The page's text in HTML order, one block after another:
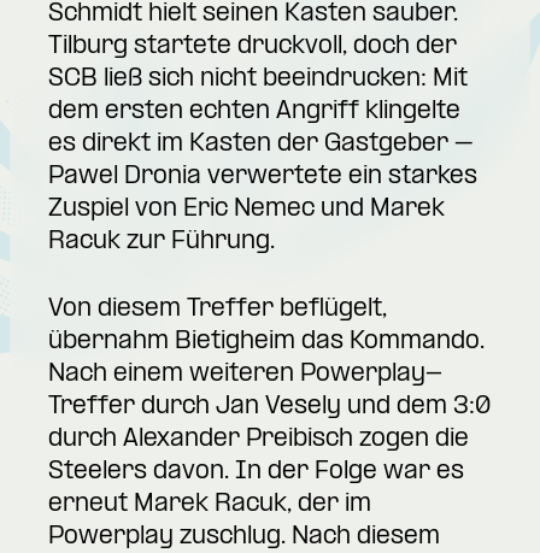
Schmidt hielt seinen Kasten sauber.
Tilburg startete druckvoll, doch der
SCB ließ sich nicht beeindrucken: Mit
dem ersten echten Angriff klingelte
es direkt im Kasten der Gastgeber –
Pawel Dronia verwertete ein starkes
Zuspiel von Eric Nemec und Marek
Racuk zur Führung.
Von diesem Treffer beflügelt,
übernahm Bietigheim das Kommando.
Nach einem weiteren Powerplay-
Treffer durch Jan Vesely und dem 3:0
durch Alexander Preibisch zogen die
Steelers davon. In der Folge war es
erneut Marek Racuk, der im
Powerplay zuschlug. Nach diesem